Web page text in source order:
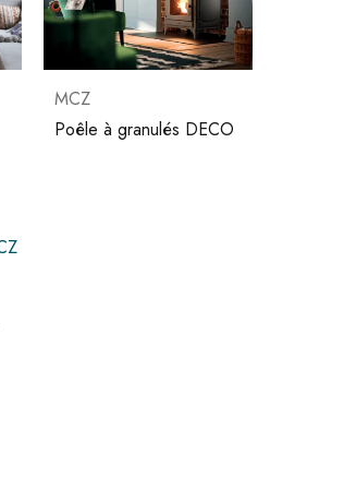
MCZ
Poêle à granulés DECO